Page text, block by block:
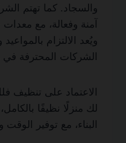
والسجاد. كما تهتم
آمنة وفعالة، مع
ويُعد الالتزام
الشركات المحترفة في
الاعتماد على تنظيف
لك منزلًا نظيفًا
البناء، مع توفير